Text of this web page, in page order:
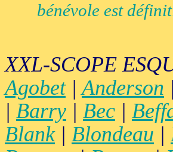
bénévole est
XXL-SCOPE
Agobet|Anderson
| Barry | Bec |
Blank| Blondeau |